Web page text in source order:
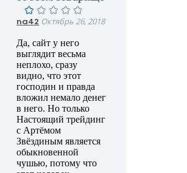
na42 Октябрь 26, 2018
Да, сайт у него
выглядит весьма
неплохо, сразу
видно, что этот
господин и правда
вложил немало денег
в него. Но только
Настоящий трейдинг
с Артёмом
Звёздиным является
обыкновенной
чушью, потому что